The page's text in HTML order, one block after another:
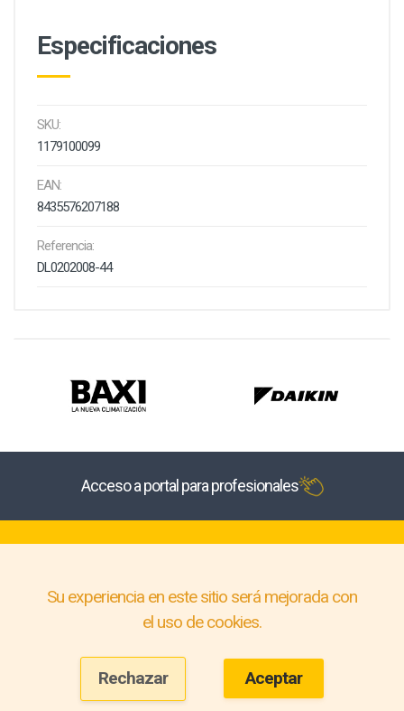
Especificaciones
SKU:
1179100099
EAN:
8435576207188
Referencia:
DL0202008-44
Acceso a portal para profesionales
Su experiencia en este sitio será mejorada con
el uso de cookies.
Rechazar Aceptar